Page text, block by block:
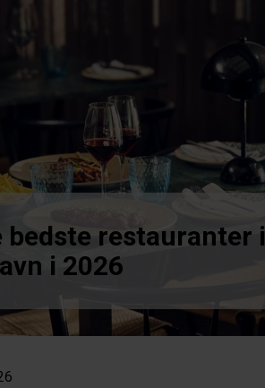
bedste restauranter i
i 2026